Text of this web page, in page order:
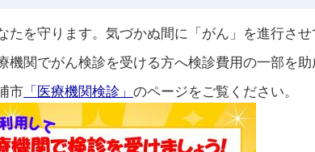
たを守ります。気づかぬ間に「がん」を進行さ
機関でがん検診を受ける方へ検診費用の一部を
市 「医療機関検診」 のページをご覧ください。